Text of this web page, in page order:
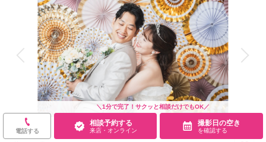
着付け ヘアメイク 小物一式
アルバム データ 120 カット 台紙付写真
衣装追加 会食 挙式
家族と撮影 家族用衣装レンタル ペットと撮影
その他含むもの
衣裳グレードアップなし 金屏風前のお写真付き
ご家族様とご一緒に撮影できるスタジオプラン♪
＼1分で完了！サクッと相談だけでもOK／
電話する
相談予約する
来店・オンライン
撮影日の空き
を確認する